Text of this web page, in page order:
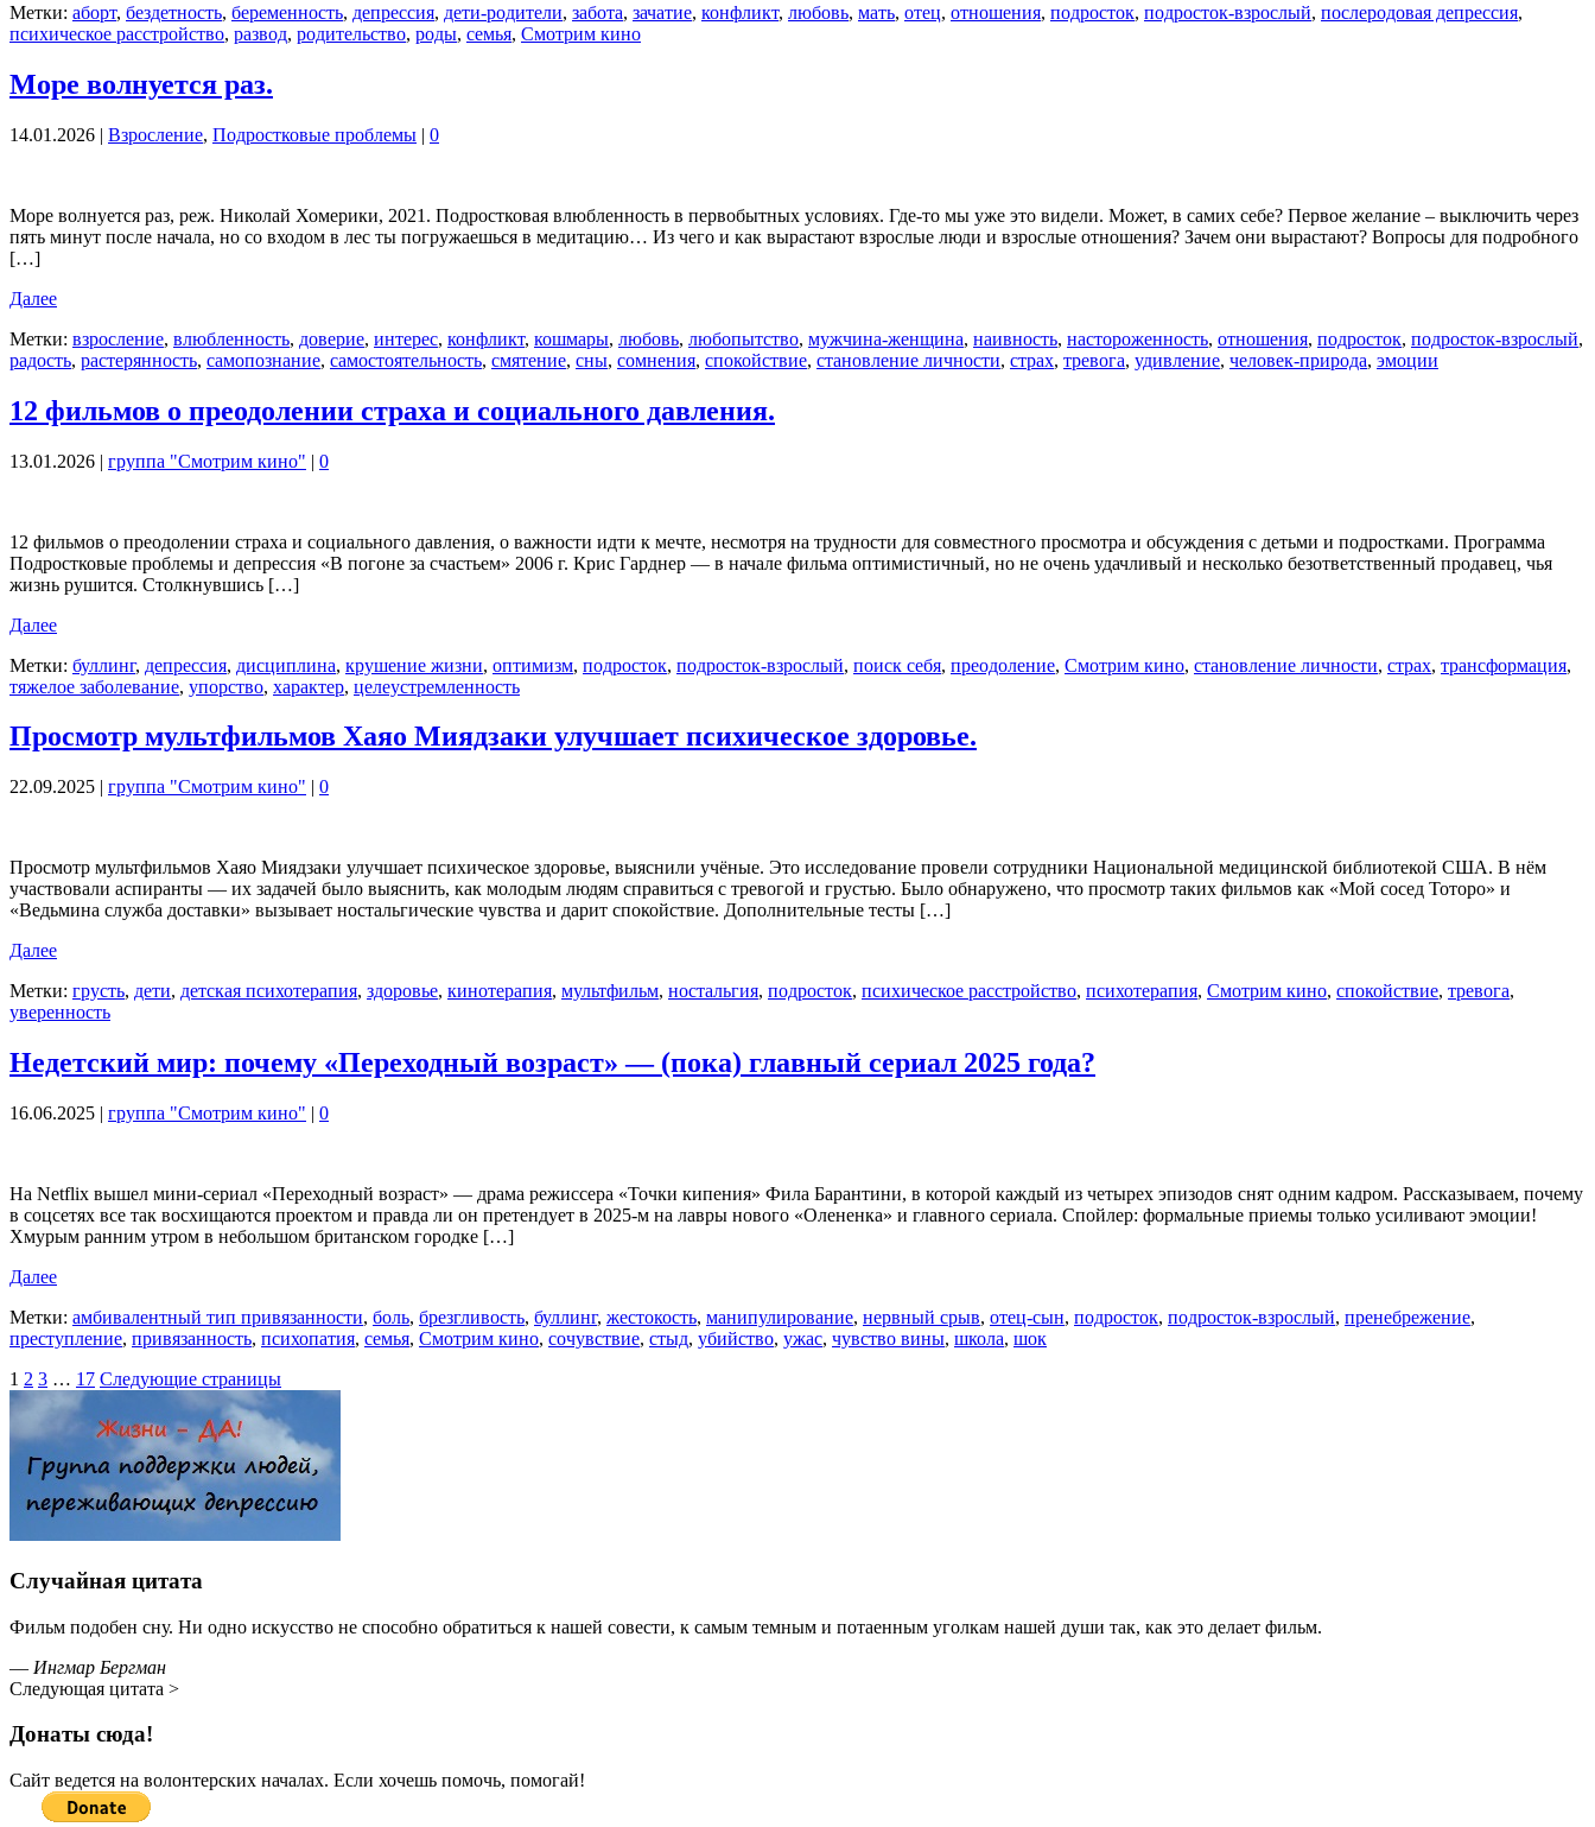
Метки: аборт, бездетность, беременность, депрессия, дети-родители, забота, зачатие, конфликт, любовь, мать, отец, отношения, подросток, подросток-взрослый, послеродовая депрессия,
психическое расстройство, развод, родительство, роды, семья, Смотрим кино
Море волнуется раз.
14.01.2026 | Взросление, Подростковые проблемы | 0
Море волнуется раз, реж. Николай Хомерики, 2021. Подростковая влюбленность в первобытных условиях. Где-то мы уже это видели. Может, в самих себе? Первое желание – выключить через
пять минут после начала, но со входом в лес ты погружаешься в медитацию… Из чего и как вырастают взрослые люди и взрослые отношения? Зачем они вырастают? Вопросы для подробного
[…]
Далее
Метки: взросление, влюбленность, доверие, интерес, конфликт, кошмары, любовь, любопытство, мужчина-женщина, наивность, настороженность, отношения, подросток, подросток-взрослый,
радость, растерянность, самопознание, самостоятельность, смятение, сны, сомнения, спокойствие, становление личности, страх, тревога, удивление, человек-природа, эмоции
12 фильмов о преодолении страха и социального давления.
13.01.2026 | группа "Смотрим кино" | 0
12 фильмов о преодолении страха и социального давления, о важности идти к мечте, несмотря на трудности для совместного просмотра и обсуждения с детьми и подростками. Программа
Подростковые проблемы и депрессия «В погоне за счастьем» 2006 г. Крис Гарднер — в начале фильма оптимистичный, но не очень удачливый и несколько безответственный продавец, чья
жизнь рушится. Столкнувшись […]
Далее
Метки: буллинг, депрессия, дисциплина, крушение жизни, оптимизм, подросток, подросток-взрослый, поиск себя, преодоление, Смотрим кино, становление личности, страх, трансформация,
тяжелое заболевание, упорство, характер, целеустремленность
Просмотр мультфильмов Хаяо Миядзаки улучшает психическое здоровье.
22.09.2025 | группа "Смотрим кино" | 0
Просмотр мультфильмов Хаяо Миядзаки улучшает психическое здоровье, выяснили учёные. Это исследование провели сотрудники Национальной медицинской библиотекой США. В нём
участвовали аспиранты — их задачей было выяснить, как молодым людям справиться с тревогой и грустью. Было обнаружено, что просмотр таких фильмов как «Мой сосед Тоторо» и
«Ведьмина служба доставки» вызывает ностальгические чувства и дарит спокойствие. Дополнительные тесты […]
Далее
Метки: грусть, дети, детская психотерапия, здоровье, кинотерапия, мультфильм, ностальгия, подросток, психическое расстройство, психотерапия, Смотрим кино, спокойствие, тревога,
уверенность
Недетский мир: почему «Переходный возраст» — (пока) главный сериал 2025 года?
16.06.2025 | группа "Смотрим кино" | 0
На Netflix вышел мини-сериал «Переходный возраст» — драма режиссера «Точки кипения» Фила Барантини, в которой каждый из четырех эпизодов снят одним кадром. Рассказываем, почему
в соцсетях все так восхищаются проектом и правда ли он претендует в 2025-м на лавры нового «Олененка» и главного сериала. Спойлер: формальные приемы только усиливают эмоции!
Хмурым ранним утром в небольшом британском городке […]
Далее
Метки: амбивалентный тип привязанности, боль, брезгливость, буллинг, жестокость, манипулирование, нервный срыв, отец-сын, подросток, подросток-взрослый, пренебрежение,
преступление, привязанность, психопатия, семья, Смотрим кино, сочувствие, стыд, убийство, ужас, чувство вины, школа, шок
1 2 3 … 17 Следующие страницы
Случайная цитата
Фильм подобен сну. Ни одно искусство не способно обратиться к нашей совести, к самым темным и потаенным уголкам нашей души так, как это делает фильм.
— Ингмар Бергман
Следующая цитата >
Донаты сюда!
Сайт ведется на волонтерских началах. Если хочешь помочь, помогай!